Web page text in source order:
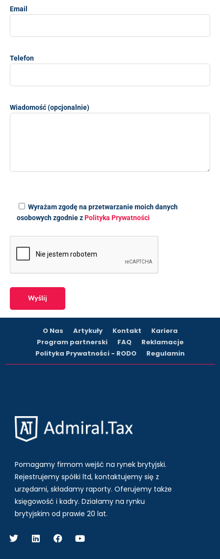
Email
Telefon
Wiadomość (opcjonalnie)
Wyrażam zgodę na przetwarzanie moich danych
osobowych zgodnie zPolityka Prywatności
O Nas Artykuły Kontakt
Kariera
Program partnerski
FAQ
Reklamacje
Polityka Prywatności - RODO
Regulamin
Pomagamy firmom wejść na rynek brytyjski.
Rejestrujemy spółki ltd, kontaktujemy się z
urzędami, składamy raporty. Oferujemy także
księgowość i kadry. Działamy na rynku
brytyjskim od prawie 20 lat.